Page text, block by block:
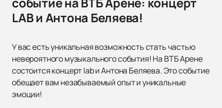
LAB и Антона Беляева!
У вас есть уникальная возможность стать частью
невероятного музыкального события! На ВТБ Арене
состоится концерт lab и Антона Беляева. Это событие
обещает вам незабываемый опыт и уникальные
эмоции!